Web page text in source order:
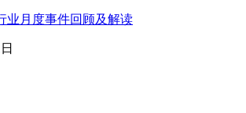
业月度事件回顾及解读